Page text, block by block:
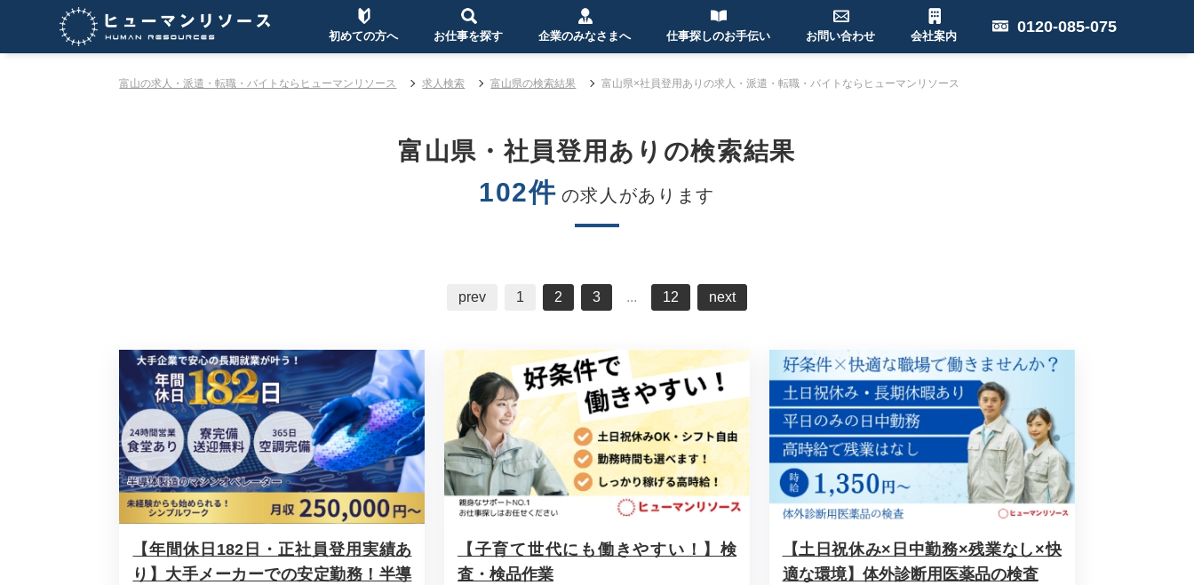
初めての方へ お仕事を探す 企業のみなさまへ 仕事探しのお手伝い お問い合わせ 会社案内
0120-085-075
富山の求人・派遣・転職・バイトならヒューマンリソース 求人検索 富山県の検索結果 富山県×社員登用ありの求人・派遣・転職・バイトならヒューマンリソース
富山県・社員登用ありの検索結果
102件 の求人があります
prev 1 2 3 ... 12 next
【年間休日182日・正社員登用実績あ
り】大手メーカーでの安定勤務！半導
【子育て世代にも働きやすい！】検
査・検品作業
【土日祝休み×日中勤務×残業なし×快
適な環境】体外診断用医薬品の検査